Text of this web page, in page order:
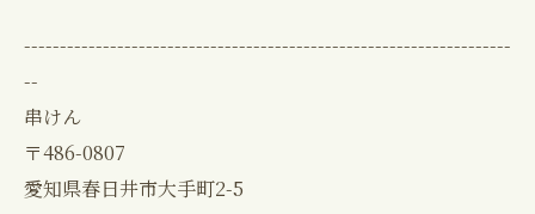
--------------------------------------------------------------------
--
串けん
〒486-0807
愛知県春日井市大手町2-5